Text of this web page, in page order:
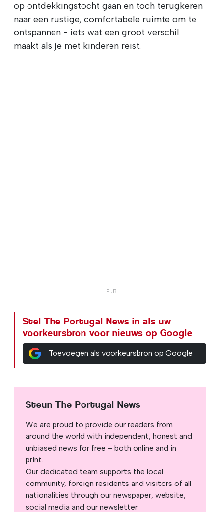
op ontdekkingstocht gaan en toch terugkeren
naar een rustige, comfortabele ruimte om te
ontspannen - iets wat een groot verschil
maakt als je met kinderen reist.
Stel The Portugal News in als uw
voorkeursbron voor nieuws op Google
Toevoegen als voorkeursbron op Google
Steun The Portugal News
We are proud to provide our readers from
around the world with independent, honest and
unbiased news for free – both online and in
print.
Our dedicated team supports the local
community, foreign residents and visitors of all
nationalities through our newspaper, website,
social media and our newsletter.